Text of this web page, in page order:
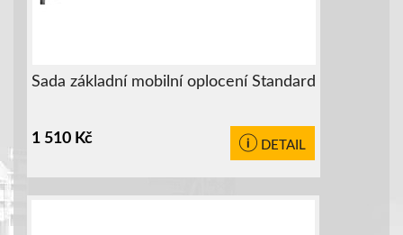
Sada základní mobilní oplocení Standard
1 510 Kč DETAIL